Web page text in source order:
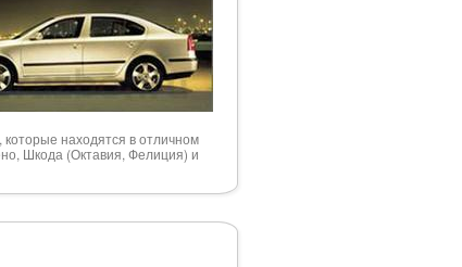
которые находятся в отличном
Шкода (Октавия, Фелиция) и